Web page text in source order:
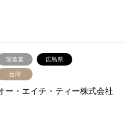
製造業 広島県
台湾
ー・エイチ・ティー株式会社